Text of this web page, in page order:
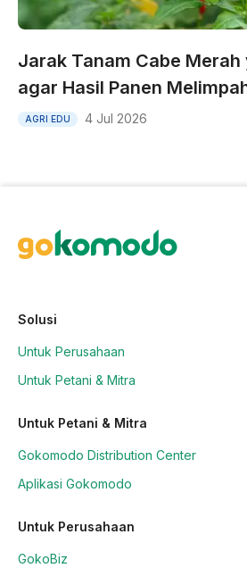
Jarak Tanam Cabe
agar Hasil Panen
AGRI EDU 4 Jul 2026
Solusi
Untuk Perusahaan
Untuk Petani & Mitra
Untuk Petani & Mitra
Gokomodo Distribution Center
Aplikasi Gokomodo
Untuk Perusahaan
GokoBiz